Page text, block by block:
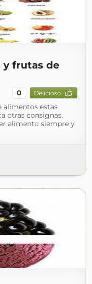
y frutas de
0 Delicioso
alimentos estas
otras consignas.
alimento siempre y